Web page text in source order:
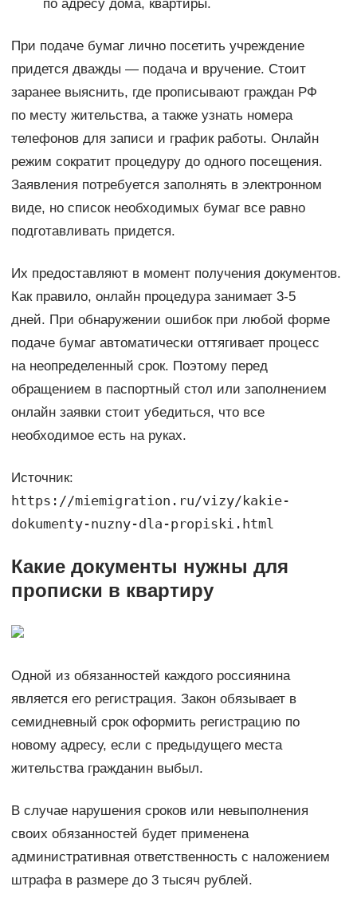
по адресу дома, квартиры.
При подаче бумаг лично посетить учреждение
придется дважды — подача и вручение. Стоит
заранее выяснить, где прописывают граждан РФ
по месту жительства, а также узнать номера
телефонов для записи и график работы. Онлайн
режим сократит процедуру до одного посещения.
Заявления потребуется заполнять в электронном
виде, но список необходимых бумаг все равно
подготавливать придется.
Их предоставляют в момент получения документов.
Как правило, онлайн процедура занимает 3-5
дней. При обнаружении ошибок при любой форме
подаче бумаг автоматически оттягивает процесс
на неопределенный срок. Поэтому перед
обращением в паспортный стол или заполнением
онлайн заявки стоит убедиться, что все
необходимое есть на руках.
Источник:
https://miemigration.ru/vizy/kakie-
dokumenty-nuzny-dla-propiski.html
Какие документы нужны для
прописки в квартиру
Одной из обязанностей каждого россиянина
является его регистрация. Закон обязывает в
семидневный срок оформить регистрацию по
новому адресу, если с предыдущего места
жительства гражданин выбыл.
В случае нарушения сроков или невыполнения
своих обязанностей будет применена
административная ответственность с наложением
штрафа в размере до 3 тысяч рублей.